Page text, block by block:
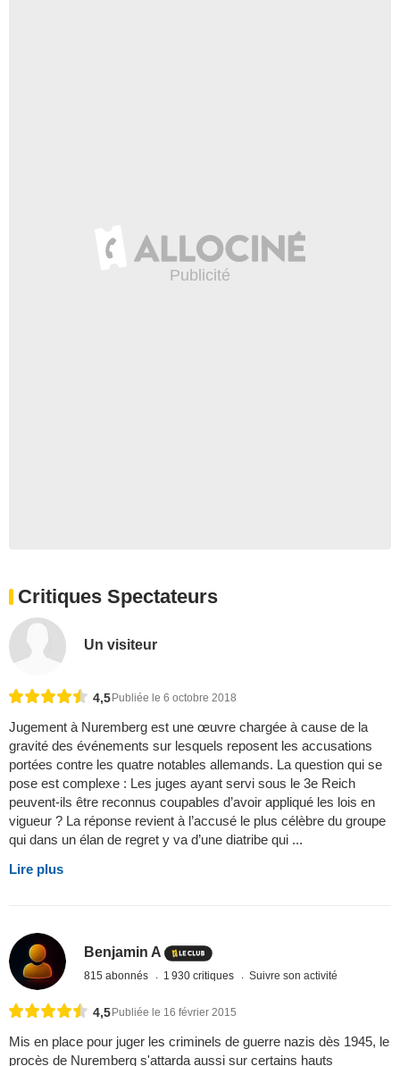
Critiques Spectateurs
Un visiteur
4,5Publiée le 6 octobre 2018
Jugement à Nuremberg est une œuvre chargée à cause de la
gravité des événements sur lesquels reposent les accusations
portées contre les quatre notables allemands. La question qui se
pose est complexe : Les juges ayant servi sous le 3e Reich
peuvent-ils être reconnus coupables d’avoir appliqué les lois en
vigueur ? La réponse revient à l’accusé le plus célèbre du groupe
qui dans un élan de regret y va d’une diatribe qui ...
Lire plus
Benjamin A
815 abonnés 1 930 critiques Suivre son activité
4,5Publiée le 16 février 2015
Mis en place pour juger les criminels de guerre nazis dès 1945, le
procès de Nuremberg s'attarda aussi sur certains hauts